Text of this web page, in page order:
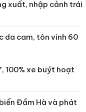
xuất, nhập cảnh trái
da cam, tôn vinh 60
100% xe buýt hoạt
Đầm Hà và phát